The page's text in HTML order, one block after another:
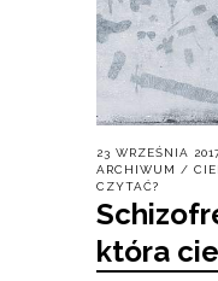
23 WRZEŚNIA
ARCHIWUM
/
CZYTAĆ?
która